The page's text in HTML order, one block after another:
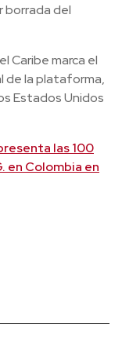
borrada del
Caribe marca el
de la plataforma,
Estados Unidos
las 100
en Colombia en